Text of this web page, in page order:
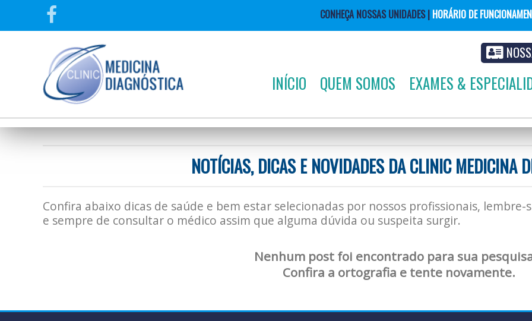
CONHEÇA NOSSAS UNIDADES | HORÁRIO DE
INÍCIO QUEM SOMOS EXAMES &
NOTÍCIAS, DICAS E NOVIDADES DA CLINIC MEDICINA
Confira abaixo dicas de saúde e bem estar selecionadas por nossos profissionais,
e sempre de consultar o médico assim que alguma dúvida ou suspeita surgir.
Nenhum post foi encontrado para sua
Confira a ortografia e tente novamente.